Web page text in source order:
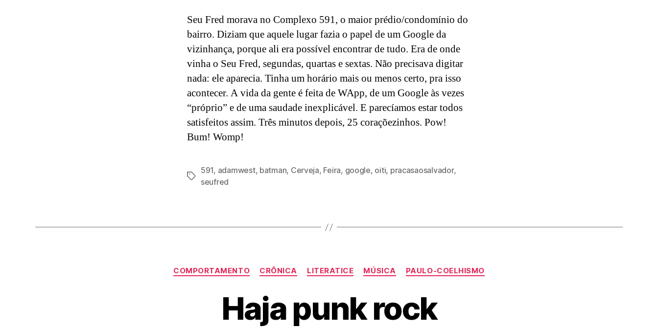
Seu Fred morava no Complexo 591, o maior prédio/condomínio do
bairro. Diziam que aquele lugar fazia o papel de um Google da
vizinhança, porque ali era possível encontrar de tudo. Era de onde
vinha o Seu Fred, segundas, quartas e sextas. Não precisava digitar
nada: ele aparecia. Tinha um horário mais ou menos certo, pra isso
acontecer. A vida da gente é feita de WApp, de um Google às vezes
“próprio” e de uma saudade inexplicável. E parecíamos estar todos
satisfeitos assim. Três minutos depois, 25 coraçõezinhos. Pow!
Bum! Womp!
Tags
591, adamwest, batman, Cerveja, Feira, google, oiti, pracasaosalvador,
seufred
Categorias
COMPORTAMENTO CRÔNICA LITERATICE MÚSICA PAULO-COELHISMO
Haja punk rock